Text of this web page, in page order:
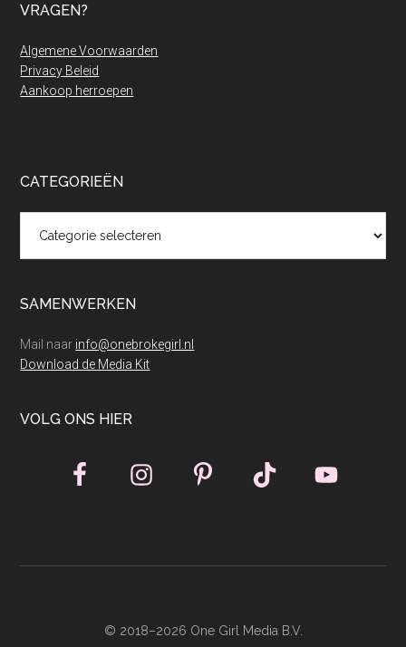
VRAGEN?
Algemene Voorwaarden
Privacy Beleid
Aankoop herroepen
CATEGORIEËN
SAMENWERKEN
Mail naar info@onebrokegirl.nl
Download de Media Kit
VOLG ONS HIER
© 2018–2026 One Girl Media B.V.